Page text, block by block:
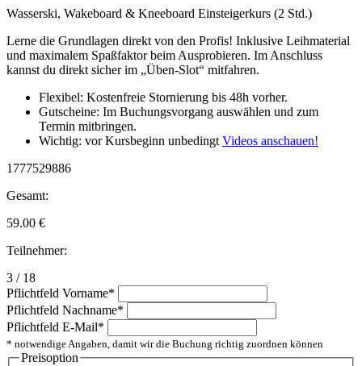
Wasserski, Wakeboard & Kneeboard Einsteigerkurs (2 Std.)
Lerne die Grundlagen direkt von den Profis! Inklusive Leihmaterial
und maximalem Spaßfaktor beim Ausprobieren. Im Anschluss
kannst du direkt sicher im „Üben-Slot“ mitfahren.
Flexibel: Kostenfreie Stornierung bis 48h vorher.
Gutscheine: Im Buchungsvorgang auswählen und zum
Termin mitbringen.
Wichtig: vor Kursbeginn unbedingt Videos anschauen!
1777529886
Gesamt:
59.00 €
Teilnehmer:
3 / 18
Pflichtfeld Vorname*
Pflichtfeld Nachname*
Pflichtfeld E-Mail*
* notwendige Angaben, damit wir die Buchung richtig zuordnen können
Preisoption